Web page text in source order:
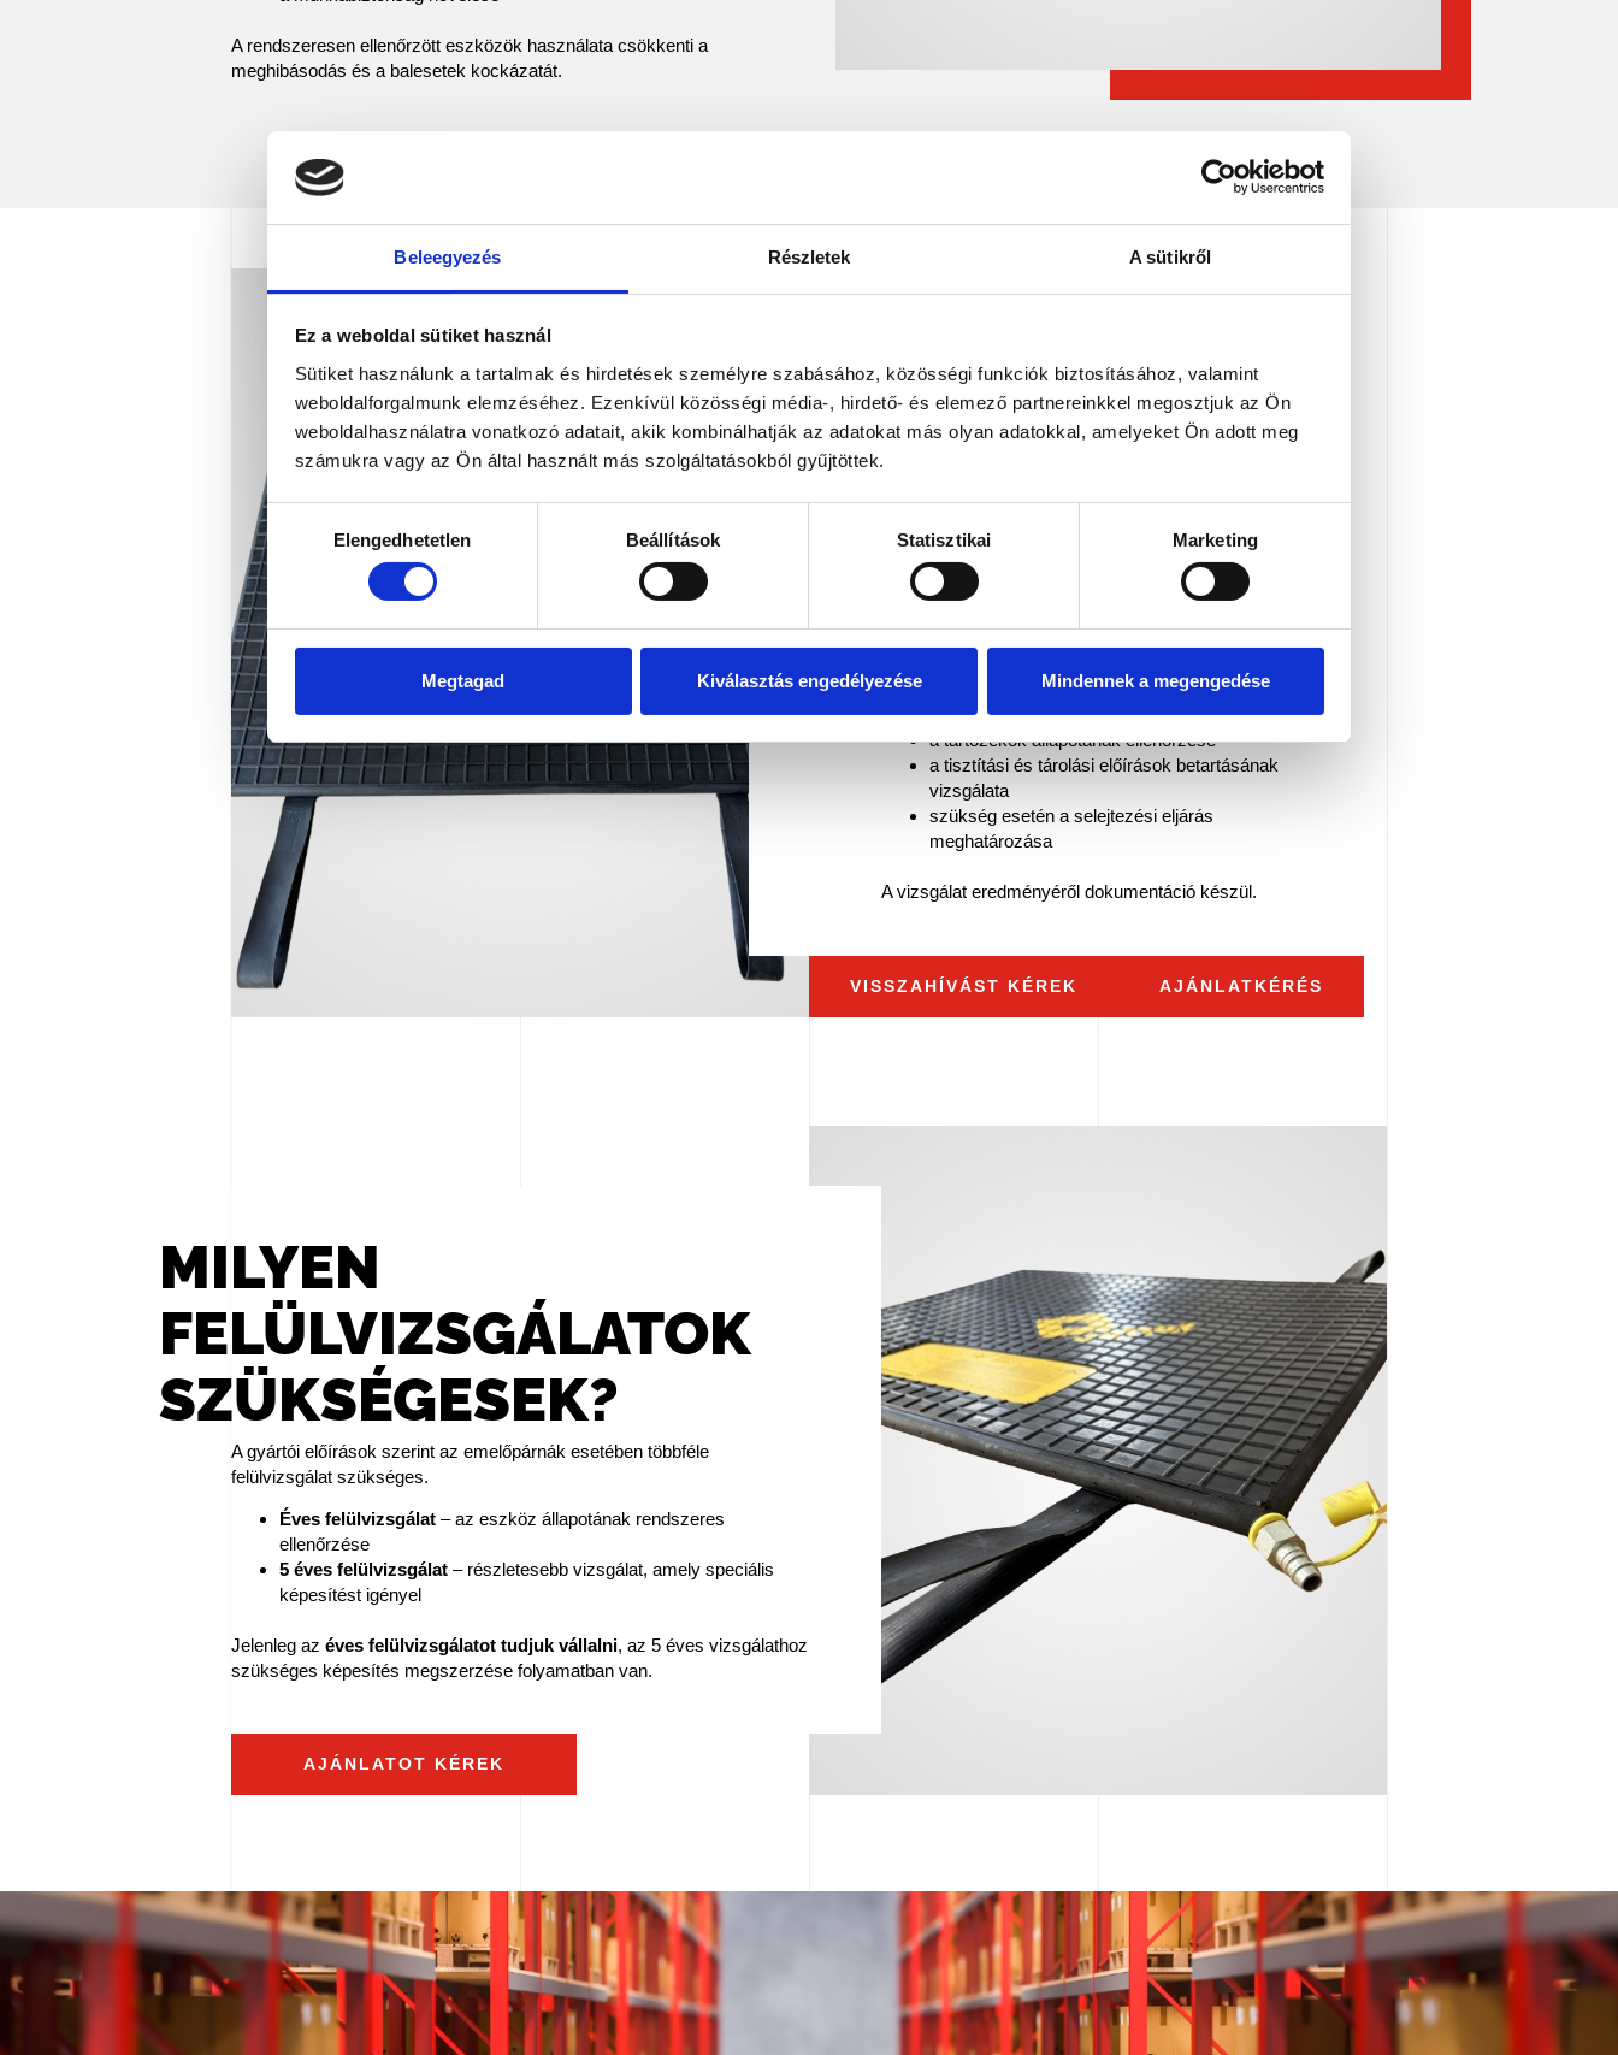
Beleegyezés Részletek A sütikről
Ez a weboldal sütiket használ
Sütiket használunk a tartalmak és hirdetések személyre szabásához, közösségi funkciók biztosításához, valamint
weboldalforgalmunk elemzéséhez. Ezenkívül közösségi média-, hirdető- és elemező partnereinkkel megosztjuk az Ön
weboldalhasználatra vonatkozó adatait, akik kombinálhatják az adatokat más olyan adatokkal, amelyeket Ön adott meg
számukra vagy az Ön által használt más szolgáltatásokból gyűjtöttek.
Hozzájárulás
kiválasztásaElengedhetetlen Beállítások Statisztikai Marketing
Megtagad Kiválasztás engedélyezése Mindennek a megengedése
A rendszeresen ellenőrzött eszközök használata csökkenti a
meghibásodás és a balesetek kockázatát.
MIT TARTALMAZ A
FELÜLVIZSGÁLAT?
emelőpárnák állapotát és működését.
A vizsgálat főbb lépései:
szelepek és csatlakozók működésének vizsgálata
nyomáspróba és működési teszt
a tartozékok állapotának ellenőrzése
a tisztítási és tárolási előírások betartásának
vizsgálata
szükség esetén a selejtezési eljárás
meghatározása
A vizsgálat eredményéről dokumentáció készül.
VISSZAHÍVÁST KÉREK AJÁNLATKÉRÉS
MILYEN
FELÜLVIZSGÁLATOK
SZÜKSÉGESEK?
A gyártói előírások szerint az emelőpárnák esetében többféle
felülvizsgálat szükséges.
Éves felülvizsgálat – az eszköz állapotának rendszeres
ellenőrzése
5 éves felülvizsgálat – részletesebb vizsgálat, amely speciális
képesítést igényel
Jelenleg az éves felülvizsgálatot tudjuk vállalni, az 5 éves vizsgálathoz
szükséges képesítés megszerzése folyamatban van.
AJÁNLATOT KÉREK